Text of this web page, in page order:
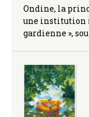
Ondine, la
une institution
gardienne »,